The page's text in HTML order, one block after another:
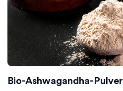
Bio-Ashwagandha-Pulver